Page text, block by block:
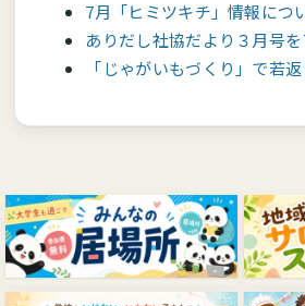
7月「ヒミツキチ」情報につ
ありだし社協だより３月号を
「じゃがいもづくり」で若返